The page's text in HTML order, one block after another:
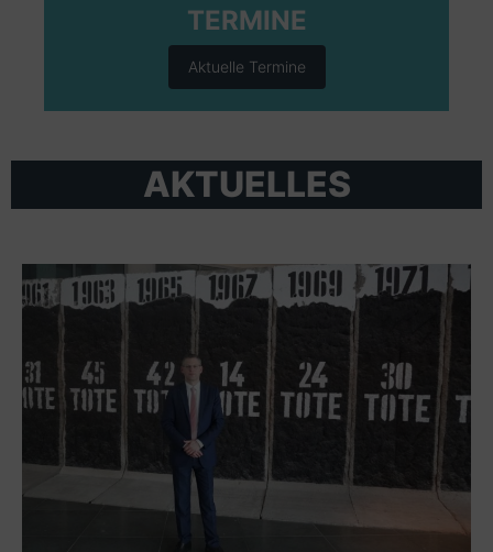
TERMINE
Aktuelle Termine
AKTUELLES